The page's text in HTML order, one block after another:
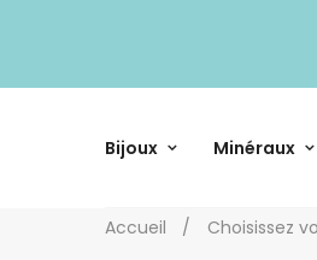
Bijoux Minéraux
Accueil Choisissez